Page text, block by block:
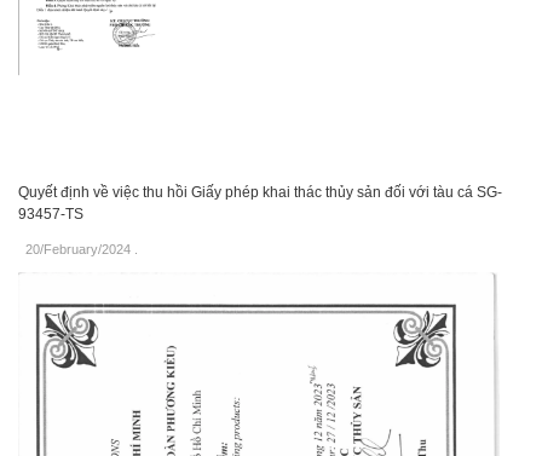
Quyết định về việc thu hồi Giấy phép khai thác thủy sản đối với tàu cá SG-
93457-TS
20/February/2024